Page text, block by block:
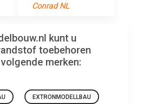
Conrad NL
kunt u
toebehoren
merken:
EXTRONMODELLBAU